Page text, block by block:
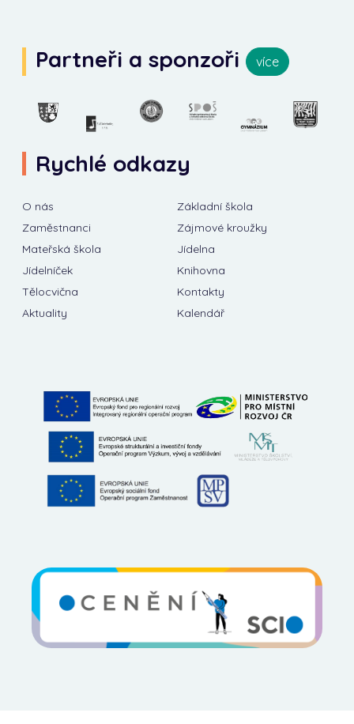
Partneři a sponzoři více
Rychlé odkazy
O nás
Základní škola
Zaměstnanci
Zájmové kroužky
Mateřská škola
Jídelna
Jídelníček
Knihovna
Tělocvična
Kontakty
Aktuality
Kalendář